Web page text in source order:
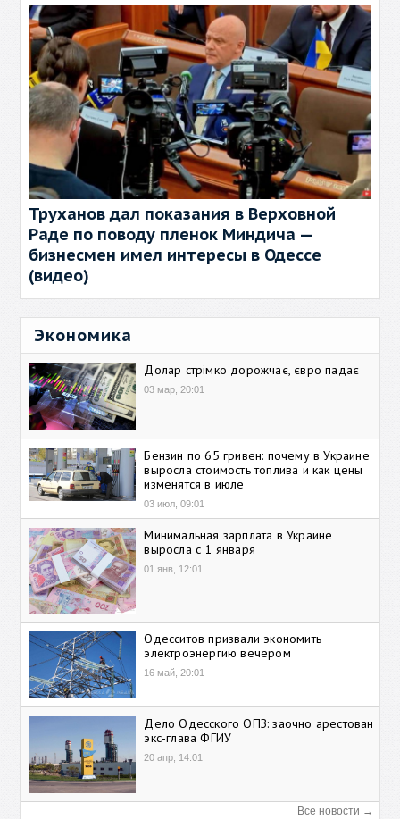
Труханов дал показания в Верховной
Раде по поводу пленок Миндича —
бизнесмен имел интересы в Одессе
(видео)
Экономика
Долар стрімко дорожчає, євро падає
03 мар, 20:01
Бензин по 65 гривен: почему в Украине
выросла стоимость топлива и как цены
изменятся в июле
03 июл, 09:01
Минимальная зарплата в Украине
выросла с 1 января
01 янв, 12:01
Одесситов призвали экономить
электроэнергию вечером
16 май, 20:01
Дело Одесского ОПЗ: заочно арестован
экс-глава ФГИУ
20 апр, 14:01
Все новости →